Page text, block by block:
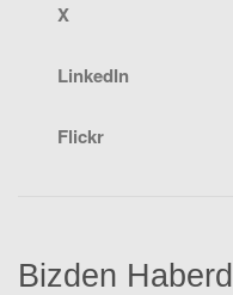
Bizden
X
LinkedIn
Flickr